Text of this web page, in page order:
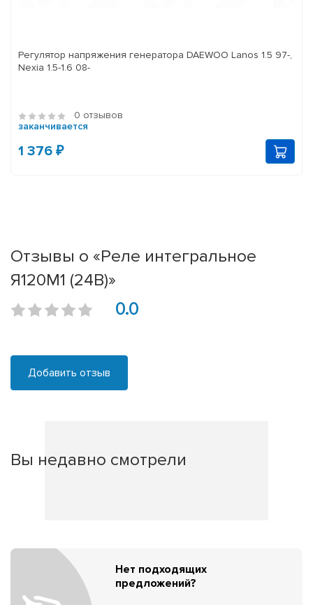
Регулятор напряжения генератора DAEWOO Lanos 1.5 97-,
Nexia 1.5-1.6 08-
0 отзывов
заканчивается
1 376 ₽
Отзывы о «Реле интегральное
Я120М1 (24В)»
0.0
Добавить отзыв
Вы недавно смотрели
Нет подходящих
предложений?